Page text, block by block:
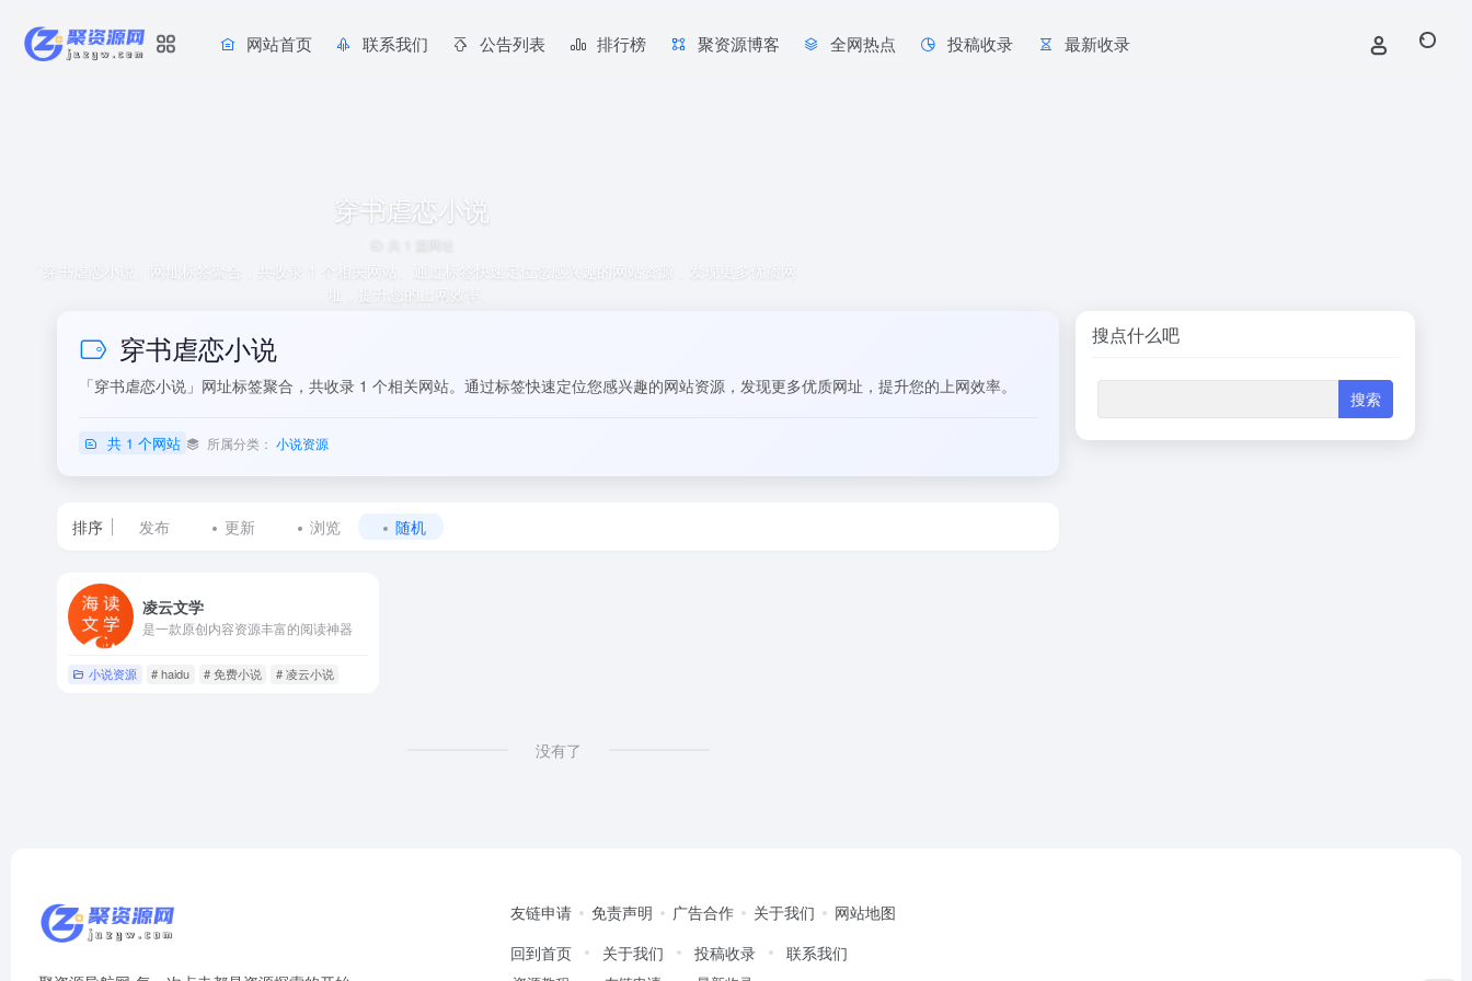
网站首页 联系我们 公告列表 排行榜 聚资源博客 全网热点 投稿收录 最新收录
穿书虐恋小说
「穿书虐恋小说」网址标签聚合，共收录 1 个相关网站。通过标签快速定位您感兴趣的网站资源，发现更多优质网
址，提升您的上网效率。
穿书虐恋小说
「穿书虐恋小说」网址标签聚合，共收录 1 个相关网站。通过标签快速定位您感兴趣的网站资源，发现更多优质网址，提升您的上网效率。
共 1 个网站 所属分类：小说资源
排序 发布 更新 浏览 随机
标
签
为
说
的
凌云文学
是一款原创内容资源丰富的阅读神器
小说资源 # haidu # 免费小说 # 凌云小说
没有了
搜点什么吧
友链申请 免责声明 广告合作 关于我们
网站地图
回到首页
关于我们 投稿收录 联系我们